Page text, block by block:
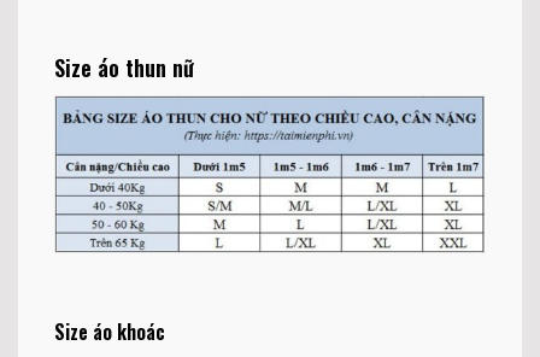
Size áo thun nữ
Size áo khoác